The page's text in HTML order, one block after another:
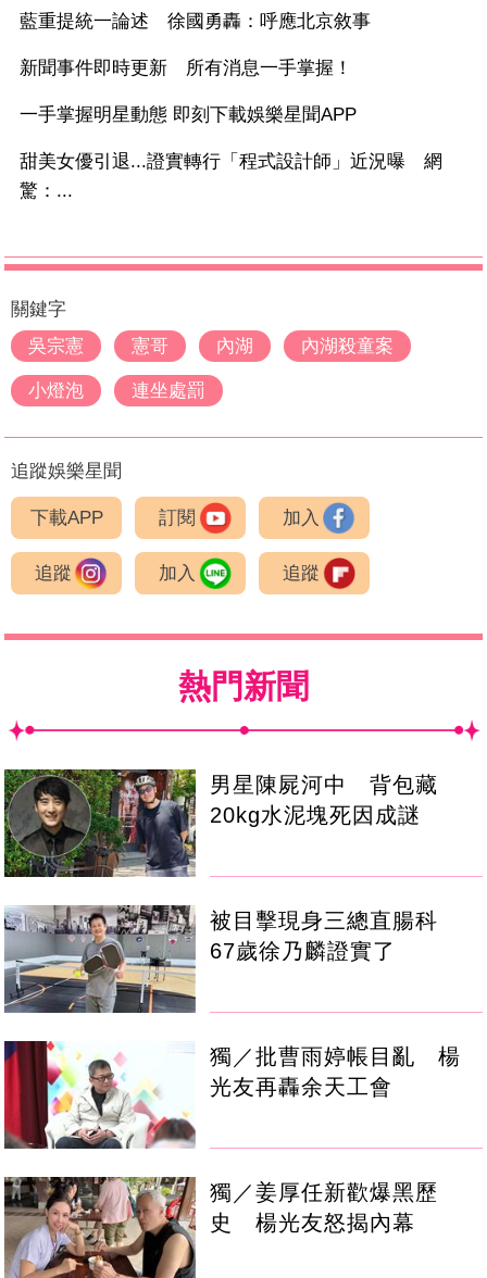
藍重提統一論述 徐國勇轟：呼應北京敘事
新聞事件即時更新 所有消息一手掌握！
一手掌握明星動態 即刻下載娛樂星聞APP
甜美女優引退...證實轉行「程式設計師」近況曝 網
驚：...
關鍵字
吳宗憲
憲哥 內湖 內湖殺童案
小燈泡 連坐處罰
追蹤娛樂星聞
下載APP 訂閱 加入
追蹤 加入 追蹤
熱門新聞
男星陳屍河中 背包藏
20kg水泥塊死因成謎
被目擊現身三總直腸科
67歲徐乃麟證實了
獨／批曹雨婷帳目亂 楊
光友再轟余天工會
獨／姜厚任新歡爆黑歷
史 楊光友怒揭內幕